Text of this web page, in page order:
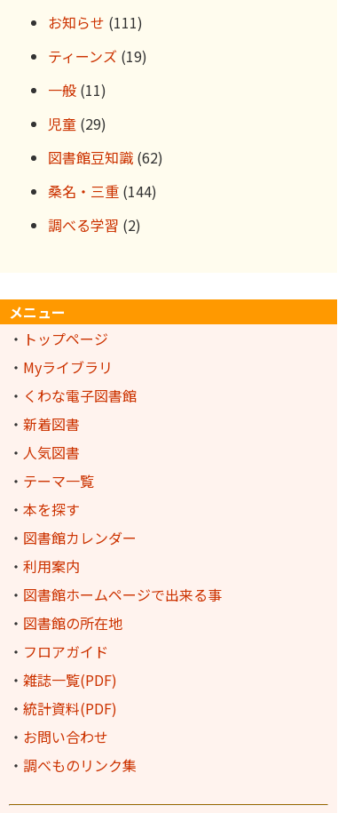
お知らせ (111)
ティーンズ (19)
一般 (11)
児童 (29)
図書館豆知識 (62)
桑名・三重 (144)
調べる学習 (2)
メニュー
・ トップページ
・ Myライブラリ
・ くわな電子図書館
・ 新着図書
・ 人気図書
・ テーマ一覧
・ 本を探す
・ 図書館カレンダー
・ 利用案内
・ 図書館ホームページで出来る事
・ 図書館の所在地
・ フロアガイド
・ 雑誌一覧(PDF)
・ 統計資料(PDF)
・ お問い合わせ
・ 調べものリンク集